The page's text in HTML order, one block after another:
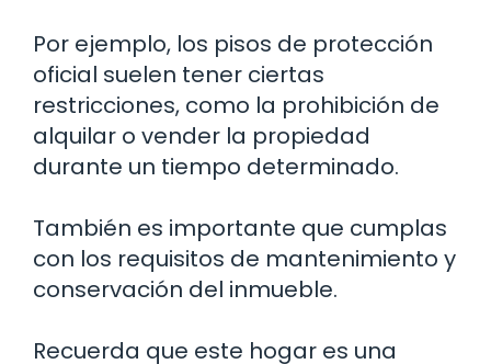
Por ejemplo, los pisos de protección
oficial suelen tener ciertas
restricciones, como la prohibición de
alquilar o vender la propiedad
durante un tiempo determinado.
También es importante que cumplas
con los requisitos de mantenimiento y
conservación del inmueble.
Recuerda que este hogar es una